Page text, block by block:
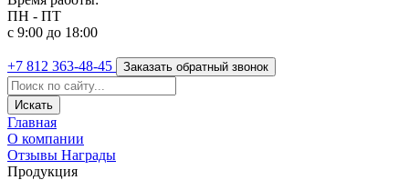
ПН - ПТ
с 9:00 до 18:00
+7 812 363-48-45 Заказать обратный звонок
Главная
О компании
Отзывы Награды
Продукция